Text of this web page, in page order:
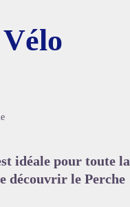
idéale pour toute la
découvrir le Perche